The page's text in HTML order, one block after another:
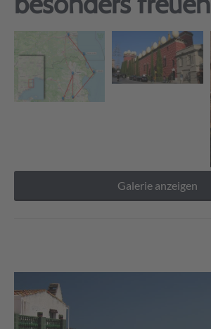
Galerie anzeigen